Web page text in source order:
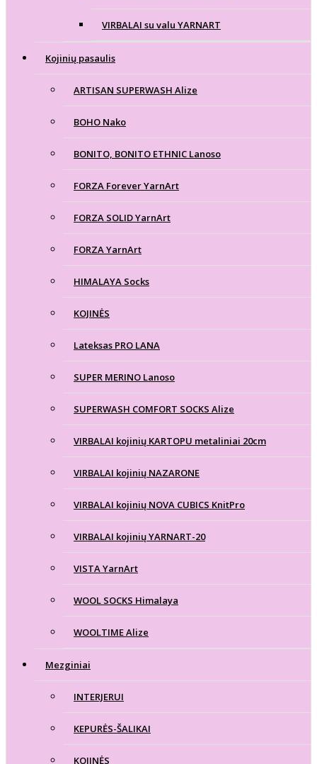
VIRBALAI su valu YARNART
Kojinių pasaulis
ARTISAN SUPERWASH Alize
BOHO Nako
BONITO, BONITO ETHNIC Lanoso
FORZA Forever YarnArt
FORZA SOLID YarnArt
FORZA YarnArt
HIMALAYA Socks
KOJINĖS
Lateksas PRO LANA
SUPER MERINO Lanoso
SUPERWASH COMFORT SOCKS Alize
VIRBALAI kojinių KARTOPU metaliniai 20cm
VIRBALAI kojinių NAZARONE
VIRBALAI kojinių NOVA CUBICS KnitPro
VIRBALAI kojinių YARNART-20
VISTA YarnArt
WOOL SOCKS Himalaya
WOOLTIME Alize
Mezginiai
INTERJERUI
KEPURĖS-ŠALIKAI
KOJINĖS